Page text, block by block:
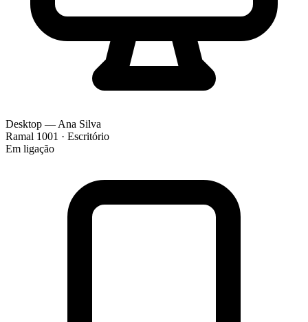
Desktop — Ana Silva
Ramal 1001 · Escritório
Em ligação